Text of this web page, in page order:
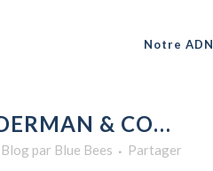
Notre ADN
& CO…
Blog par Blue Bees Partager